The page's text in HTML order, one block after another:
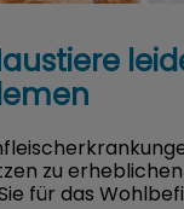
zu
für das